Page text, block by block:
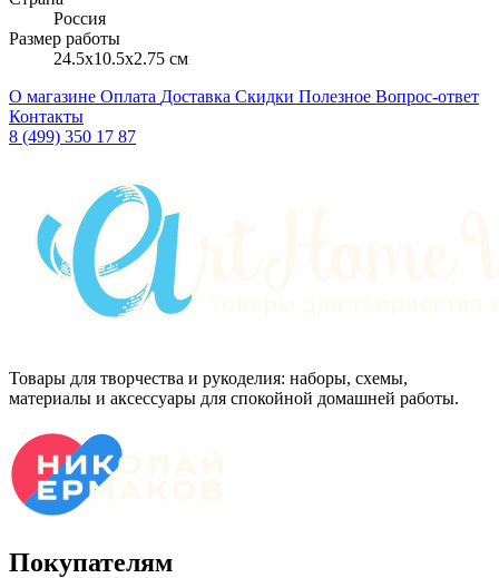
Россия
Размер работы
24.5x10.5x2.75 см
О магазине Оплата Доставка Скидки Полезное Вопрос-ответ
Контакты
8 (499) 350 17 87
Товары для творчества и рукоделия: наборы, схемы,
материалы и аксессуары для спокойной домашней работы.
Покупателям